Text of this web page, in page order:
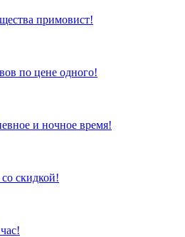
примовист!
по цене одного!
и ночное время!
скидкой!